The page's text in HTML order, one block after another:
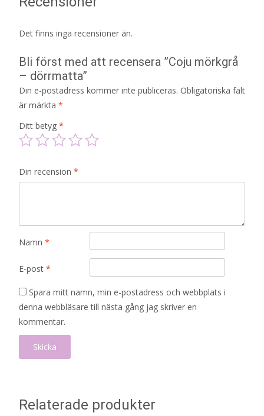
Det finns inga recensioner än.
Bli först med att recensera ”Coju mörkgrå
– dörrmatta”
Din e-postadress kommer inte publiceras. Obligatoriska fält
är märkta *
Ditt betyg *
Din recension *
Namn *
E-post *
Spara mitt namn, min e-postadress och webbplats i
denna webbläsare till nästa gång jag skriver en
kommentar.
Relaterade produkter